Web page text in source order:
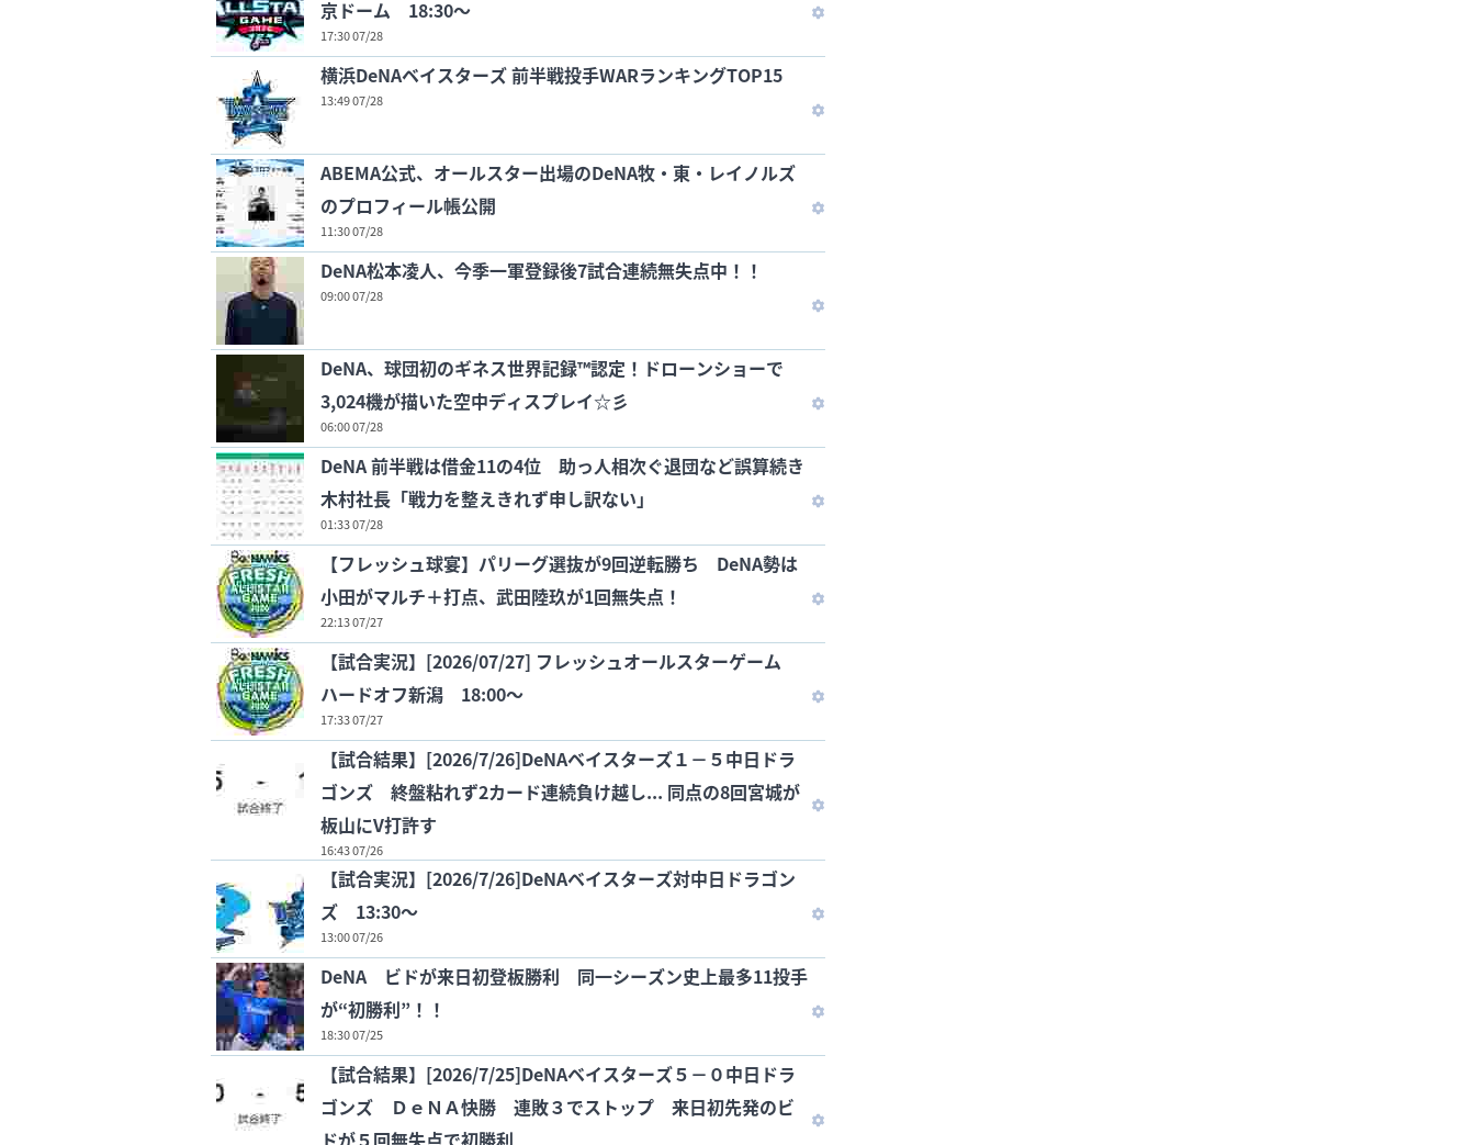
京ドーム 18:30～
17:30 07/28
横浜DeNAベイスターズ 前半戦投手WARランキングTOP15
13:49 07/28
ABEMA公式、オールスター出場のDeNA牧・東・レイノルズ
のプロフィール帳公開
11:30 07/28
DeNA松本凌人、今季一軍登録後7試合連続無失点中！！
09:00 07/28
DeNA、球団初のギネス世界記録™認定！ドローンショーで
3,024機が描いた空中ディスプレイ☆彡
06:00 07/28
DeNA 前半戦は借金11の4位 助っ人相次ぐ退団など誤算続き
木村社長「戦力を整えきれず申し訳ない」
01:33 07/28
【フレッシュ球宴】パリーグ選抜が9回逆転勝ち DeNA勢は
小田がマルチ＋打点、武田陸玖が1回無失点！
22:13 07/27
【試合実況】[2026/07/27] フレッシュオールスターゲーム
ハードオフ新潟 18:00～
17:33 07/27
【試合結果】[2026/7/26]DeNAベイスターズ１－５中日ドラ
ゴンズ 終盤粘れず2カード連続負け越し... 同点の8回宮城が
板山にV打許す
16:43 07/26
【試合実況】[2026/7/26]DeNAベイスターズ対中日ドラゴン
ズ 13:30〜
13:00 07/26
DeNA ビドが来日初登板勝利 同一シーズン史上最多11投手
が“初勝利”！！
18:30 07/25
【試合結果】[2026/7/25]DeNAベイスターズ５－０中日ドラ
ゴンズ ＤｅＮＡ快勝 連敗３でストップ 来日初先発のビ
ドが５回無失点で初勝利